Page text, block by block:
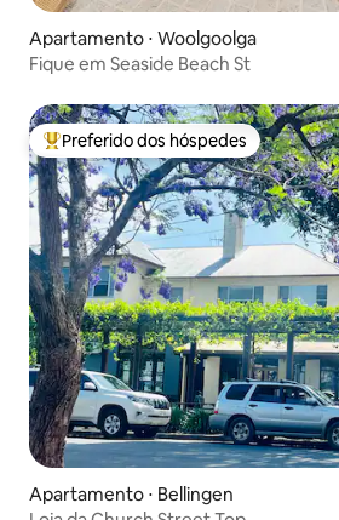
Apartamento ⋅ Woolgoolga
Fique em Seaside Beach St
Entre os melhores preferidos dos
Preferido dos hóspedes
Apartamento ⋅ Bellingen